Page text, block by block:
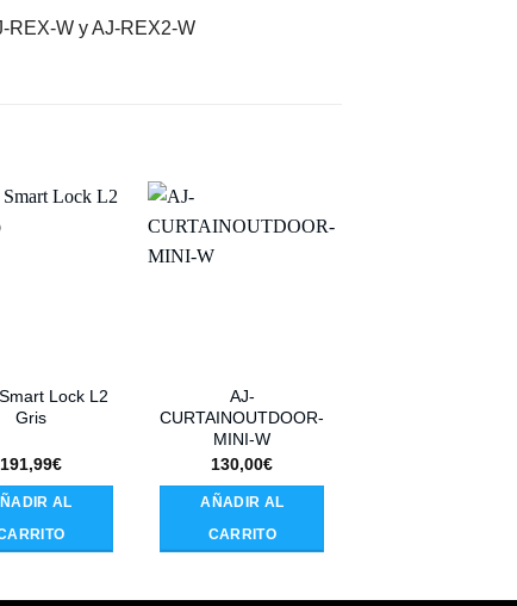
REX-W y AJ-REX2-W
Lock L2
Gris
191,99€
AL
AJ-
CURTAINOUTDOOR-
MINI-W
130,00€
AÑADIR AL
CARRITO